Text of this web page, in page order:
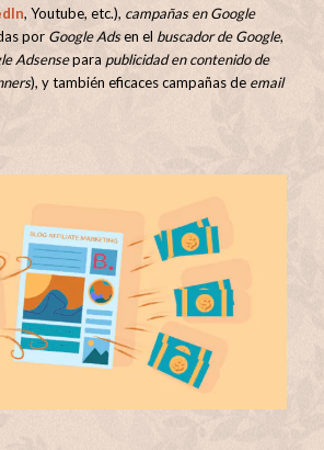
, Youtube, etc.), campañas en Google
por Google Adsen el buscador de Google,
Adsensepara publicidad en contenido de
), y también eficaces campañas de email